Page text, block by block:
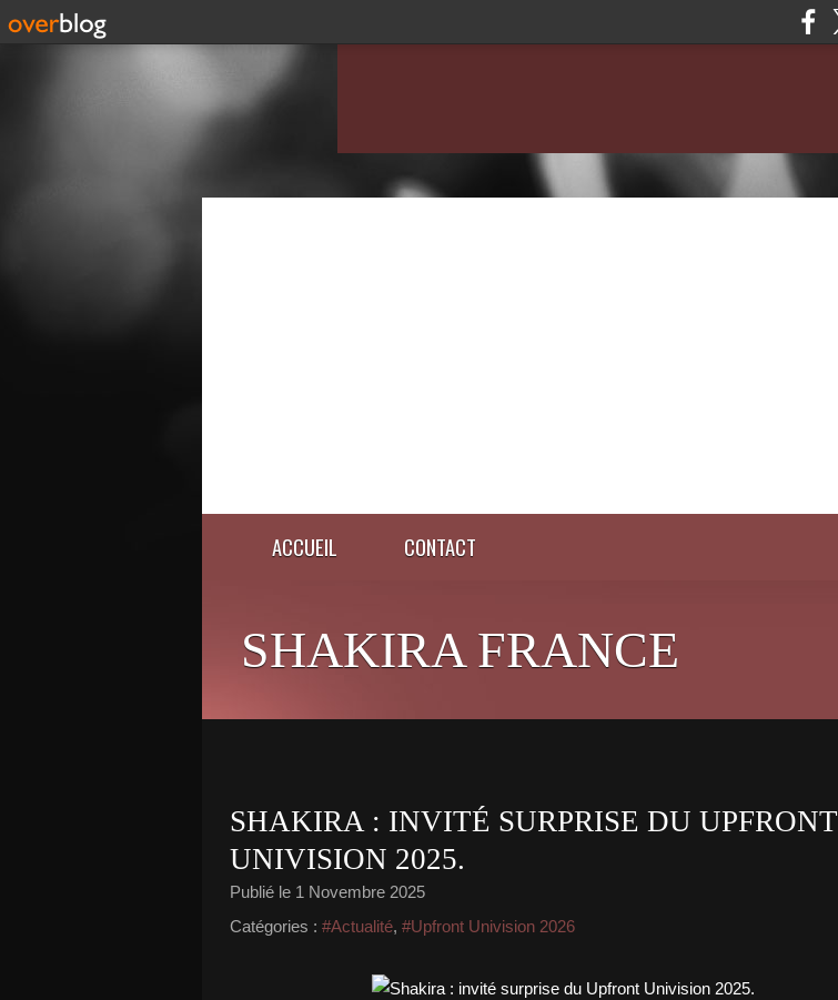
ACCUEIL CONTACT
SHAKIRA FRANCE
SHAKIRA : INVITÉ SURPRISE DU UPFRONT
UNIVISION 2025.
Publié le 1 Novembre 2025
Catégories : #Actualité, #Upfront Univision 2026